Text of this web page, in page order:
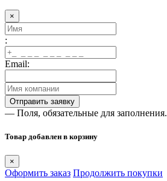
×
:
Email:
— Поля, обязательные для заполнения.
Товар добавлен в корзину
×
Оформить заказ Продолжить покупки